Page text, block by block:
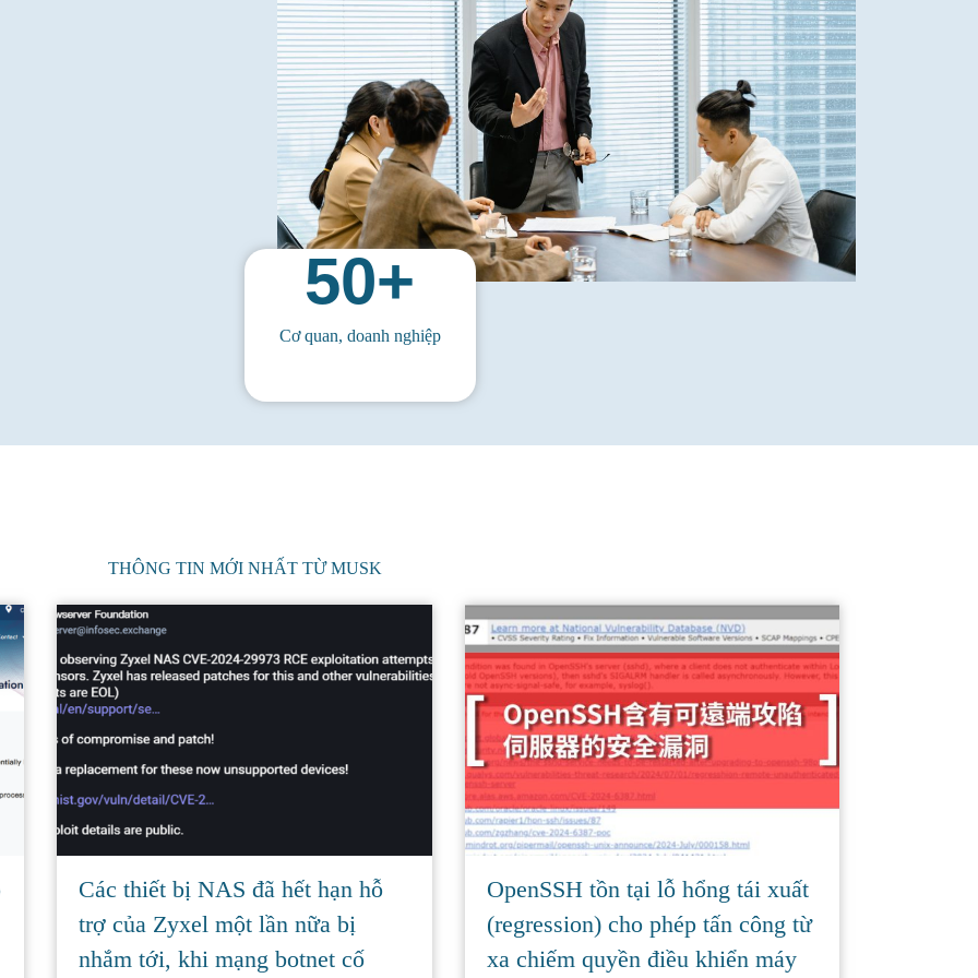
Cơ quan, doanh nghiệp
50+
THÔNG TIN MỚI NHẤT TỪ MUSK
Các thiết bị NAS đã hết hạn hỗ
trợ của Zyxel một lần nữa bị
nhắm tới, khi mạng botnet cố
OpenSSH tồn tại lỗ hổng tái xuất
(regression) cho phép tấn công từ
xa chiếm quyền điều khiển máy